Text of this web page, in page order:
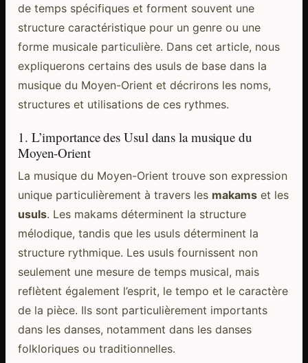
de temps spécifiques et forment souvent une
structure caractéristique pour un genre ou une
forme musicale particulière. Dans cet article, nous
expliquerons certains des usuls de base dans la
musique du Moyen-Orient et décrirons les noms,
structures et utilisations de ces rythmes.
1. L’importance des Usul dans la musique du
Moyen-Orient
La musique du Moyen-Orient trouve son expression
unique particulièrement à travers les makamset les
usuls. Les makams déterminent la structure
mélodique, tandis que les usuls déterminent la
structure rythmique. Les usuls fournissent non
seulement une mesure de temps musical, mais
reflètent également l’esprit, le tempo et le caractère
de la pièce. Ils sont particulièrement importants
dans les danses, notamment dans les danses
folkloriques ou traditionnelles.